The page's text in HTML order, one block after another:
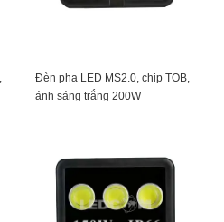
Đèn pha LED MS2.0, chip TOB,
ánh sáng trắng 200W